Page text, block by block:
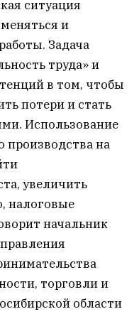
ситуация
и
Задача
труда» и
в том, чтобы
потери и стать
Использование
производства на
увеличить
налоговые
начальник
торговли и
области